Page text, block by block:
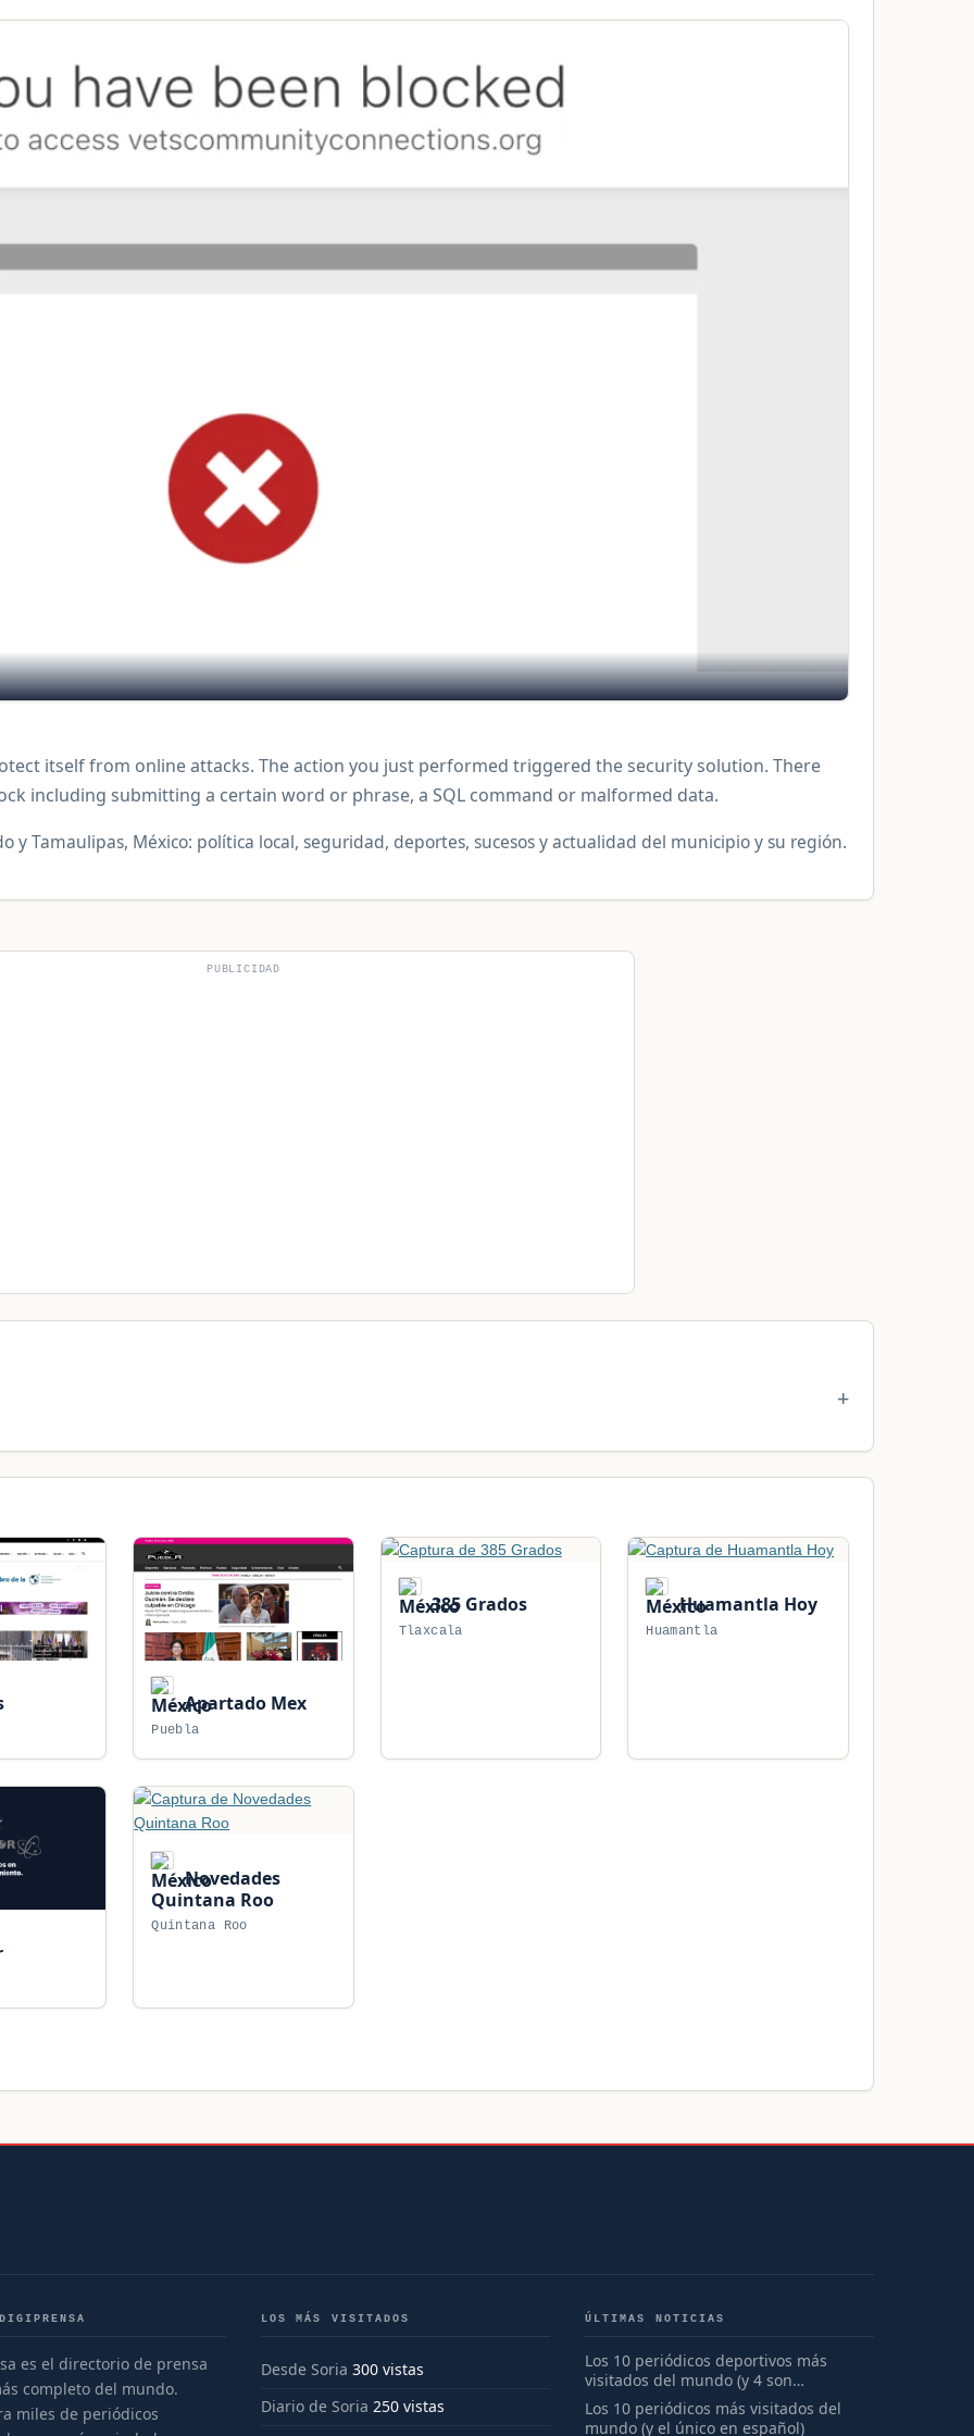
itself from online attacks. The action you just performed triggered the security solution. There
including submitting a certain word or phrase, a SQL command or malformed data.
y Tamaulipas, México: política local, seguridad, deportes, sucesos y actualidad del municipio y su región.
PUBLICIDAD
Apartado Mex
Puebla
385 Grados
Tlaxcala
Huamantla Hoy
Huamantla
Novedades
Quintana Roo
Quintana Roo
es el directorio de prensa
completo del mundo.
miles de periódicos
LOS MÁS VISITADOS
Desde Soria 300 vistas
Diario de Soria 250 vistas
ÚLTIMAS NOTICIAS
Los 10 periódicos deportivos más
visitados del mundo (y 4 son
españoles)
Los 10 periódicos más visitados del
mundo (y el único en español)